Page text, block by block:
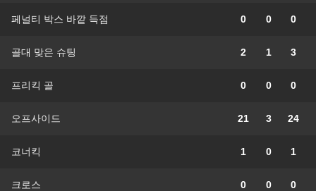
페널티 박스 바깥 득점 0 0 0
골대 맞은 슈팅 2 1 3
프리킥 골 0 0 0
오프사이드 21 3 24
코너킥 1 0 1
크로스 0 0 0